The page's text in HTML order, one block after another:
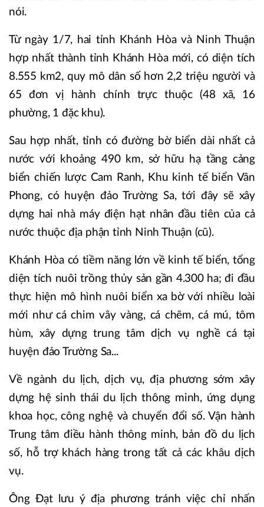
nói.
Từ ngày 1/7, hai tỉnh Khánh Hòa và Ninh Thuận
hợp nhất thành tỉnh Khánh Hòa mới, có diện tích
8.555 km2, quy mô dân số hơn 2,2 triệu người và
65 đơn vị hành chính trực thuộc (48 xã, 16
phường, 1 đặc khu).
Sau hợp nhất, tỉnh có đường bờ biển dài nhất cả
nước với khoảng 490 km, sở hữu hạ tầng cảng
biển chiến lược Cam Ranh, Khu kinh tế biển Vân
Phong, có huyện đảo Trường Sa, tới đây sẽ xây
dựng hai nhà máy điện hạt nhân đầu tiên của cả
nước thuộc địa phận tỉnh Ninh Thuận (cũ).
Khánh Hòa có tiềm năng lớn về kinh tế biển, tổng
diện tích nuôi trồng thủy sản gần 4.300 ha; đi đầu
thực hiện mô hình nuôi biển xa bờ với nhiều loài
mới như cá chim vây vàng, cá chẽm, cá mú, tôm
hùm, xây dựng trung tâm dịch vụ nghề cá tại
huyện đảo Trường Sa...
Về ngành du lịch, dịch vụ, địa phương sớm xây
dựng hệ sinh thái du lịch thông minh, ứng dụng
khoa học, công nghệ và chuyển đổi số. Vận hành
Trung tâm điều hành thông minh, bản đồ du lịch
số, hỗ trợ khách hàng trong tất cả các khâu dịch
vụ.
Ông Đạt lưu ý địa phương tránh việc chỉ nhấn